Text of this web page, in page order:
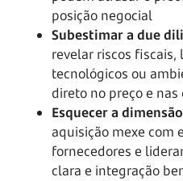
posição negocial
Subestimar a due
revelar riscos fiscais,
tecnológicos ou
direto no preço e
Esquecer a
aquisição mexe com
fornecedores e
clara e integração